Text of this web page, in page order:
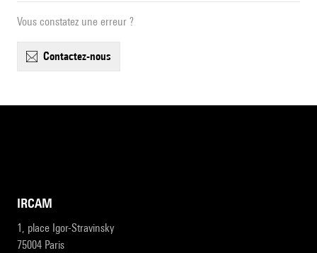
Vous constatez une erreur ?
contactez-nous
IRCAM
1, place Igor-Stravinsky
75004 Paris